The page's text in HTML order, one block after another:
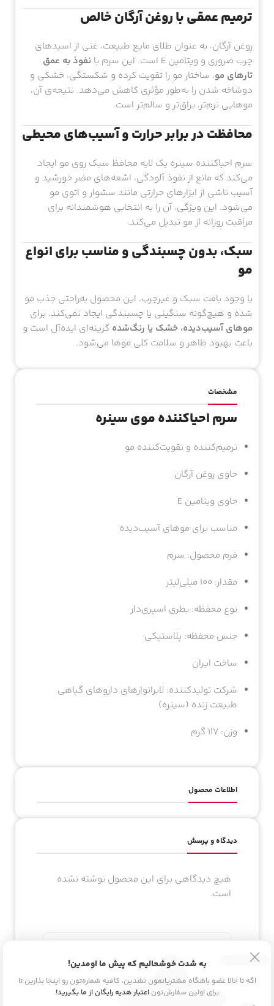
ترمیم عمقی با روغن آرگان خالص
روغن آرگان، به عنوان طلای مایع طبیعت، غنی از اسیدهای
چرب ضروری و ویتامین E است. این سرم با
نفوذ به عمق
تارهای مو، ساختار مو را تقویت کرده و شکستگی، خشکی و
دوشاخه شدن را به‌طور مؤثری کاهش می‌دهد. نتیجه‌ی آن،
موهایی نرم‌تر، براق‌تر و سالم‌تر است.
محافظت در برابر حرارت و آسیب‌های محیطی
سرم احیاکننده سینره یک لایه محافظ سبک روی مو ایجاد
می‌کند که مانع از نفوذ آلودگی، اشعه‌های مضر خورشید و
آسیب ناشی از ابزارهای حرارتی مانند سشوار و اتوی مو
می‌شود. این ویژگی، آن را به انتخابی هوشمندانه برای
مراقبت روزانه از مو تبدیل می‌کند.
سبک، بدون چسبندگی و مناسب برای انواع
مو
با وجود بافت سبک و غیرچرب، این محصول به‌راحتی جذب مو
شده و هیچ‌گونه سنگینی یا چسبندگی ایجاد نمی‌کند. برای
موهای آسیب‌دیده، خشک یا رنگ‌شده گزینه‌ای ایده‌آل است و
باعث بهبود ظاهر و سلامت کلی موها می‌شود.
مشخصات
سرم احیاکننده موی سینره
ترمیم‌کننده و تقویت‌کننده مو
حاوی روغن آرگان
حاوی ویتامین E
مناسب برای موهای آسیب‌دیده
فرم محصول: سرم
مقدار: 100 میلی‌لیتر
نوع محفظه: بطری اسپری‌دار
جنس محفظه: پلاستیکی
ساخت ایران
شرکت تولیدکننده: لابراتوارهای داروهای گیاهی
طبیعت زنده (سینره)
وزن: 117 گرم
اطلاعات محصول
دیدگاه و پرسش
هیچ دیدگاهی برای این محصول نوشته نشده
است.
کنید برای “سرم احیاکننده موی سینره”
برای ثبت نقد و بررسی وارد حساب کاربری
به شدت خوشحالیم که پیش ما اومدین!
اگه تا حالا عضو باشگاه مشتریانمون نشدین، کافیه شماره‌تون رو اینجا بذارین تا
برای اولین سفارش‌توناعتبار هدیه رایگان از ما بگیرید!